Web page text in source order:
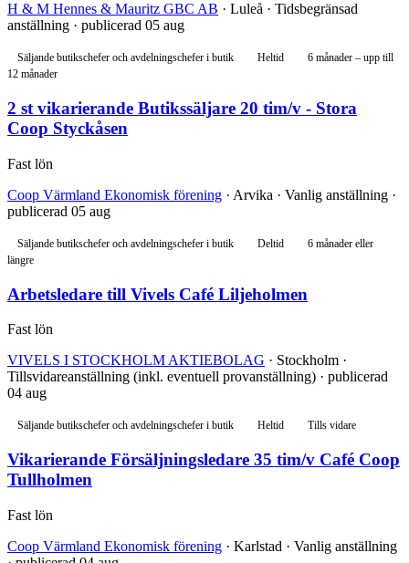
H & M Hennes & Mauritz GBC AB · Luleå · Tidsbegränsad
anställning · publicerad 05 aug
Säljande butikschefer och avdelningschefer i butik Heltid
6 månader – upp till
12 månader
2 st vikarierande Butikssäljare 20 tim/v - Stora
Coop Styckåsen
Fast lön
Coop Värmland Ekonomisk förening · Arvika · Vanlig anställning ·
publicerad 05 aug
Säljande butikschefer och avdelningschefer i butik Deltid
6 månader eller
längre
Arbetsledare till Vivels Café Liljeholmen
Fast lön
VIVELS I STOCKHOLM AKTIEBOLAG · Stockholm ·
Tillsvidareanställning (inkl. eventuell provanställning) · publicerad
04 aug
Säljande butikschefer och avdelningschefer i butik Heltid Tills vidare
Vikarierande Försäljningsledare 35 tim/v Café Coop
Tullholmen
Fast lön
Coop Värmland Ekonomisk förening · Karlstad · Vanlig anställning